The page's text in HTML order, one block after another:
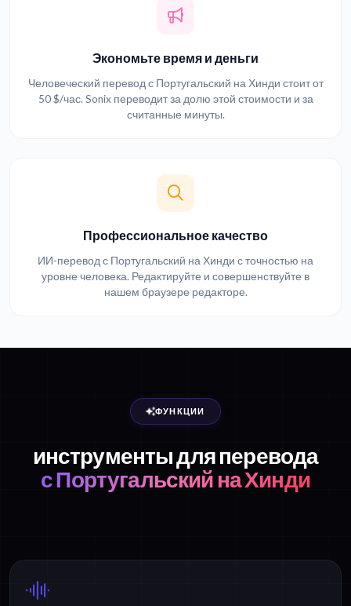
Экономьте время и деньги
Человеческий перевод с Португальский на Хинди стоит от
50 $/час. Sonix переводит за долю этой стоимости и за
считанные минуты.
Профессиональное качество
ИИ-перевод с Португальский на Хинди с точностью на
уровне человека. Редактируйте и совершенствуйте в
нашем браузере редакторе.
ФУНКЦИИ
инструменты для перевода
с Португальский на Хинди